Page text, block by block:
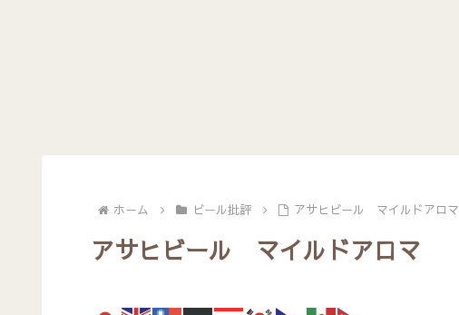
ホーム ビール批評 アサヒビール マイルドアロマ
アサヒビール マイルドアロマ